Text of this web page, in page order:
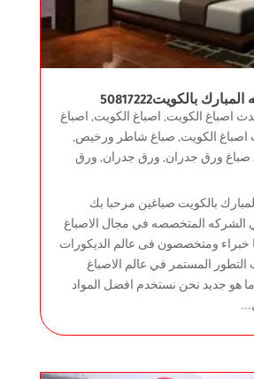
بالكويت50817222
اصباغ الكويت, اصباغ الكويت, اصباغ
اصباغ الكويت, صباغ شاطر ورخيص,
, صباغ ورق جدران, ورق جدران, ورق
بالكويت صباغين مرحبا بك
الشركه المتخصصه في مجال الاصباغ
خبراء ومتخصصون فى عالم الديكورات
التطور المستمر في عالم الاصباغ
هو جديد نحن نستخدم افضل المواد